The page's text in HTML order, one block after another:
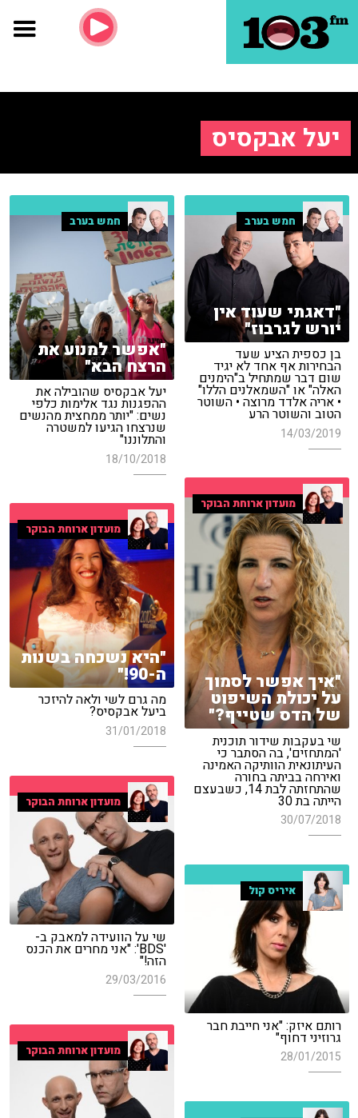
יעל אבקסיס
חמש בערב
"דאגתי שעוד אין
יורש לגרבוז"
בן כספית הציע שעד
הבחירות אף אחד לא יגיד
שום דבר שמתחיל ב"הימנים
האלה" או "השמאלנים הללו"
• אריה אלדד מרוצה • השוטר
הטוב והשוטר הרע
14/03/2019
חמש בערב
"אפשר למנוע את
הרצח הבא"
יעל אבקסיס שהובילה את
ההפגנות נגד אלימות כלפי
נשים: "יותר ממחצית מהנשים
שנרצחו הגיעו למשטרה
והתלוננו"
18/10/2018
מועדון ארוחת הבוקר
"איך אפשר לסמוך
על יכולת השיפוט
של הדס שטייף?"
שי בעקבות שידור תוכנית
'המתחזים', בה הסתבר כי
העיתונאית הוותיקה האמינה
ואירחה בביתה בחורה
שהתחזתה לבת 14, כשבעצם
הייתה בת 30
30/07/2018
מועדון ארוחת הבוקר
"היא נשכחה בשנות
ה-90!"
מה גרם לשי ולאה להיזכר
ביעל אבקסיס?
31/01/2018
מועדון ארוחת הבוקר
שי על הוועידה למאבק ב-
'BDS': "אני מחרים את הכנס
הזה!"
29/03/2016
איריס קול
רותם איזק: "אני חייבת חבר
גרוזיני דחוף"
28/01/2015 מועדון ארוחת הבוקר